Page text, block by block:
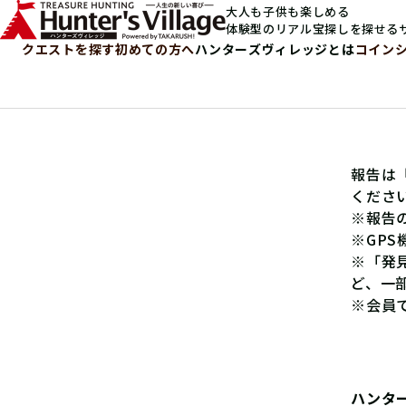
大人も子供も楽しめる
体験型のリアル宝探しを探せる
クエストを探す初めての方へハンターズヴィレッジとはコイン
報告は
くださ
※報告
※GPS
※「発
ど、一
※会員
ハンタ